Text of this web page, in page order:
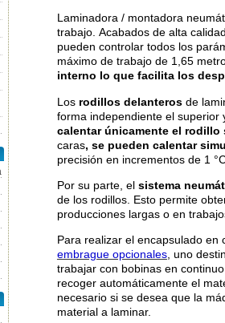
Laminadora / montadora
trabajo. Acabados de alta
pueden controlar todos los
máximo de trabajo de 1,65
interno lo que facilita los
Los rodillos delanterosde
forma independiente el superior
calentar únicamente el rodillo
caras, se pueden calentar
precisión en incrementos de 1
Por su parte, el sistema
de los rodillos. Esto permite
producciones largas o en
Para realizar el encapsulado
embrague opcionales, uno
trabajar con bobinas en
recoger automáticamente el
necesario si se desea que la
material a laminar.